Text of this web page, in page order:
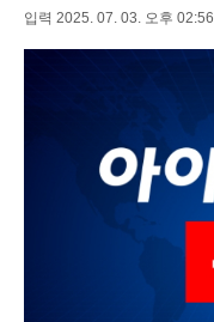
입력 2025. 07. 03. 오후